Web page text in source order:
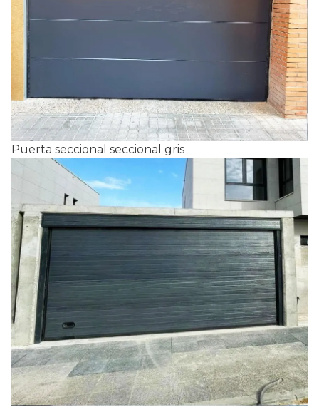
Puerta seccional seccional gris